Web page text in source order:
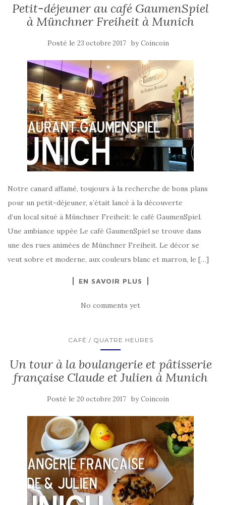
Petit-déjeuner au café GaumenSpiel
à Münchner Freiheit à Munich
Posté le 23 octobre 2017 byCoincoin
Notre canard affamé, toujours à la recherche de bons plans
pour un petit-déjeuner, s’était lancé à la découverte
d’un local situé à Münchner Freiheit: le café GaumenSpiel.
Une ambiance uppée Le café GaumenSpiel se trouve dans
une des rues animées de Münchner Freiheit. Le décor se
veut sobre et moderne, aux couleurs blanc et marron, le […]
EN SAVOIR PLUS
No comments yet
CAFÉ / QUATRE HEURES
Un tour à la boulangerie et pâtisserie
française Claude et Julien à Munich
Posté le 20 octobre 2017 byCoincoin